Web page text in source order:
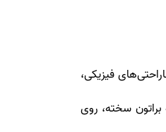
فیزیکی،
سخته، روی